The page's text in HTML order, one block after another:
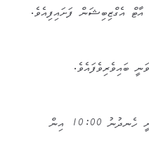
އެގްޒިބިޝަން ފަށައިފިއެވެ.
ނެޝަނަލް އާޓް ގެލެރީގައި ބާއްވާފައިވާ މި އާޓް އެގްޒިބިޝަން ހުޅުވާފައި ހުންނާނީ ހެނދުނު 10:00 އިން